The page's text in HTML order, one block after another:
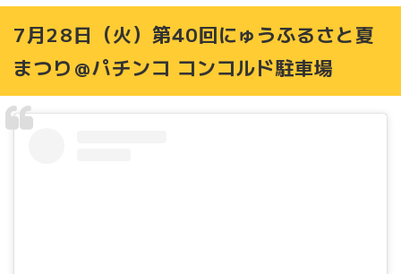
所前広場
9月6日（日）第5回石狩ひつじまつり＠石狩市立樽川中学
9月13日（日）石狩病院祭2026＠石狩病院
7月28日（火）第40回にゅうふるさと夏
まつり＠パチンコ コンコルド駐車場